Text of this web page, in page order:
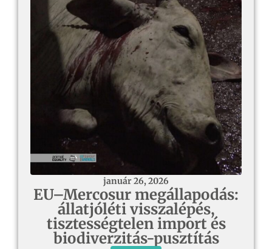
január 26, 2026
EU–Mercosur megállapodás:
állatjóléti visszalépés,
tisztességtelen import és
biodiverzitás-pusztítás